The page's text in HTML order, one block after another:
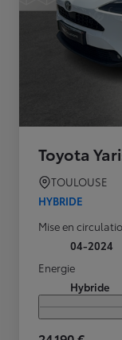
Toyota
TOULOUSE
HYBRIDE
Mise en
04-2024
Energie
Hybride